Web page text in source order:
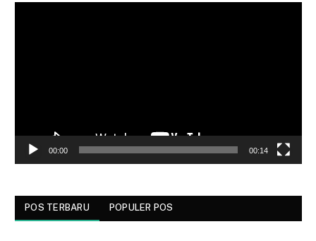
00:00 00:14
POS TERBARU POPULER POS